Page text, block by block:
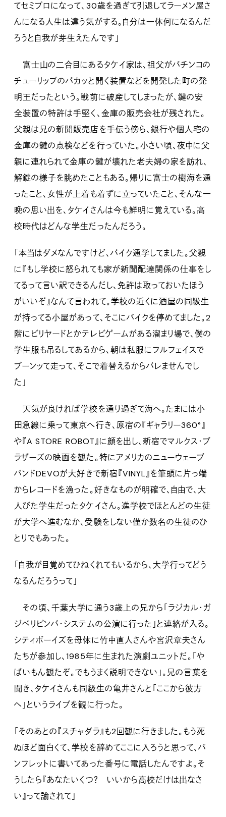
てセミプロになって、30歳を過ぎて引退してラーメン屋さ
んになる人生は違う気がする。自分は一体何になるんだ
ろうと自我が芽生えたんです」
富士山の二合目にあるタケイ家は、祖父がパチンコの
チューリップのパカッと開く装置などを開発した町の発
明王だったという。戦前に破産してしまったが、鍵の安
全装置の特許は手堅く、金庫の販売会社が残された。
父親は兄の新聞販売店を手伝う傍ら、銀行や個人宅の
金庫の鍵の点検などを行っていた。小さい頃、夜中に父
親に連れられて金庫の鍵が壊れた老夫婦の家を訪れ、
解錠の様子を眺めたこともある。帰りに富士の樹海を通
ったこと、女性が上着も着ずに立っていたこと、そんな一
晩の思い出を、タケイさんは今も鮮明に覚えている。高
校時代はどんな学生だったんだろう。
「本当はダメなんですけど、バイク通学してました。父親
に『もし学校に怒られても家が新聞配達関係の仕事をし
てるって言い訳できるんだし、免許は取っておいたほう
がいいぞ』なんて言われて。学校の近くに酒屋の同級生
が持ってる小屋があって、そこにバイクを停めてました。2
階にビリヤードとかテレビゲームがある溜まり場で、僕の
学生服も吊るしてあるから、朝は私服にフルフェイスで
ブーンッて走って、そこで着替えるからバレませんでし
た」
天気が良ければ学校を通り過ぎて海へ。たまには小
田急線に乗って東京へ行き、原宿の『ギャラリー360°』
や『A STORE ROBOT』に顔を出し、新宿でマルクス・ブ
ラザーズの映画を観た。特にアメリカのニューウェーブ
バンドDEVOが大好きで新宿『VINYL』を筆頭に片っ端
からレコードを漁った。好きなものが明確で、自由で、大
人びた学生だったタケイさん。進学校でほとんどの生徒
が大学へ進むなか、受験をしない僅か数名の生徒のひ
とりでもあった。
「自我が目覚めてひねくれてもいるから、大学行ってどう
なるんだろうって」
その頃、千葉大学に通う3歳上の兄から「ラジカル・ガ
ジベリビンバ・システムの公演に行った」と連絡が入る。
シティボーイズを母体に竹中直人さんや宮沢章夫さん
たちが参加し、1985年に生まれた演劇ユニットだ。「や
ばいもん観たぞ。でもうまく説明できない」。兄の言葉を
聞き、タケイさんも同級生の亀井さんと「ここから彼方
へ」というライブを観に行った。
「そのあとの『スチャダラ』も2回観に行きました。もう死
ぬほど面白くて、学校を辞めてここに入ろうと思って、パ
ンフレットに書いてあった番号に電話したんですよ。そ
うしたら『あなたいくつ？ いいから高校だけは出なさ
い』って諭されて」